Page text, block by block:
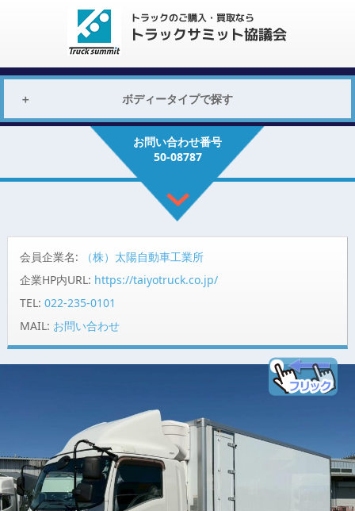
ボディータイプで探す
お問い合わせ番号
50-08787
会員企業名:
（株）太陽自動車工業所
企業HP内URL: https://taiyotruck.co.jp/
TEL: 022-235-0101
MAIL: お問い合わせ